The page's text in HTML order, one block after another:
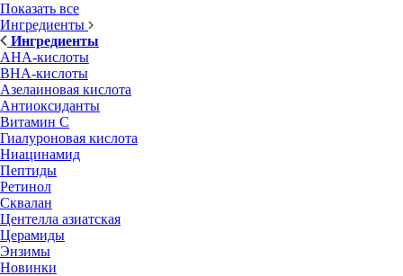
Показать все
Ингредиенты
Ингредиенты
AHA-кислоты
BHA-кислоты
Азелаиновая кислота
Антиоксиданты
Витамин С
Гиалуроновая кислота
Ниацинамид
Пептиды
Ретинол
Сквалан
Центелла азиатская
Церамиды
Энзимы
Новинки